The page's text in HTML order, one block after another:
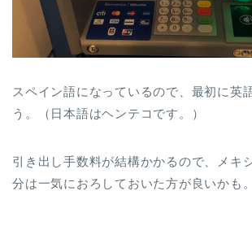
スペイン語になっているので、最初に英
う。（日本語はヘンテコです。）
引き出し手数料が結構かかるので、メキ
分は一気におろしておいた方が良いかも。